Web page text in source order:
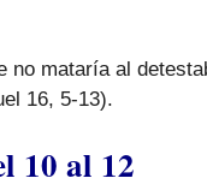
no mataría al
16, 5-13).
10 al 12